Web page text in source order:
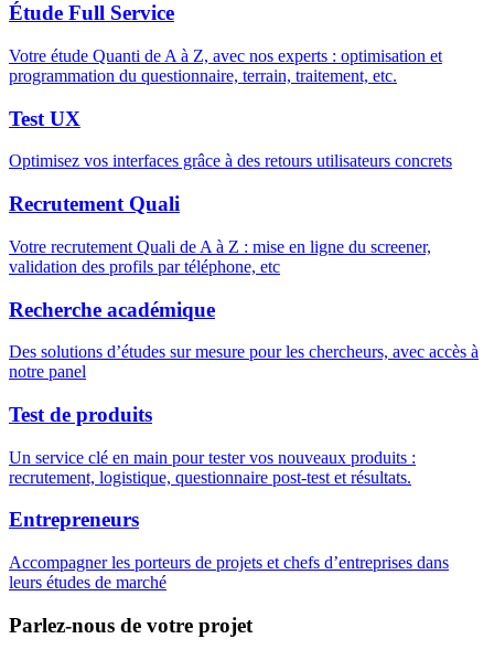
Étude Full Service
Votre étude Quanti de A à Z, avec nos experts : optimisation et
programmation du questionnaire, terrain, traitement, etc.
Test UX
Optimisez vos interfaces grâce à des retours utilisateurs concrets
Recrutement Quali
Votre recrutement Quali de A à Z : mise en ligne du screener,
validation des profils par téléphone, etc
Recherche académique
Des solutions d’études sur mesure pour les chercheurs, avec accès à
notre panel
Test de produits
Un service clé en main pour tester vos nouveaux produits :
recrutement, logistique, questionnaire post-test et résultats.
Entrepreneurs
Accompagner les porteurs de projets et chefs d’entreprises dans
leurs études de marché
Parlez-nous de votre projet